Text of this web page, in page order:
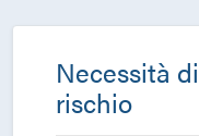
Necessità
rischio